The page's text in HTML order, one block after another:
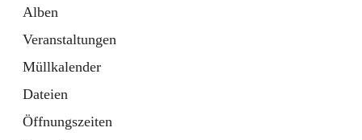
Alben
Veranstaltungen
Müllkalender
Dateien
Öffnungszeiten